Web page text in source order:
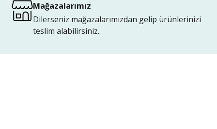
Mağazalarımız
Dilerseniz mağazalarımızdan gelip ürünlerinizi
teslim alabilirsiniz..